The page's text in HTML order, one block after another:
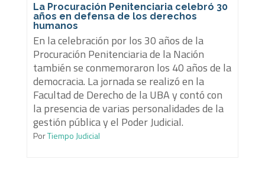
La Procuración Penitenciaria celebró 30
años en defensa de los derechos
humanos
En la celebración por los 30 años de la
Procuración Penitenciaria de la Nación
también se conmemoraron los 40 años de la
democracia. La jornada se realizó en la
Facultad de Derecho de la UBA y contó con
la presencia de varias personalidades de la
gestión pública y el Poder Judicial.
PorTiempo Judicial